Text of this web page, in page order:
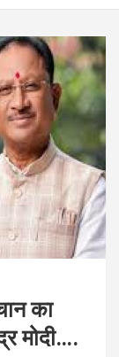
का
मोदी….